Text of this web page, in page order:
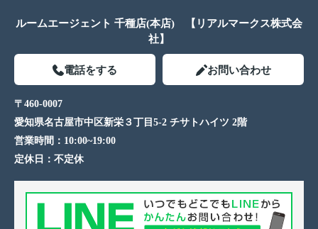
ルームエージェント 千種店(本店) 【リアルマークス株式会
社】
電話をする お問い合わせ
〒460-0007
愛知県名古屋市中区新栄３丁目5-2 チサトハイツ 2階
営業時間： 10:00~19:00
定休日： 不定休